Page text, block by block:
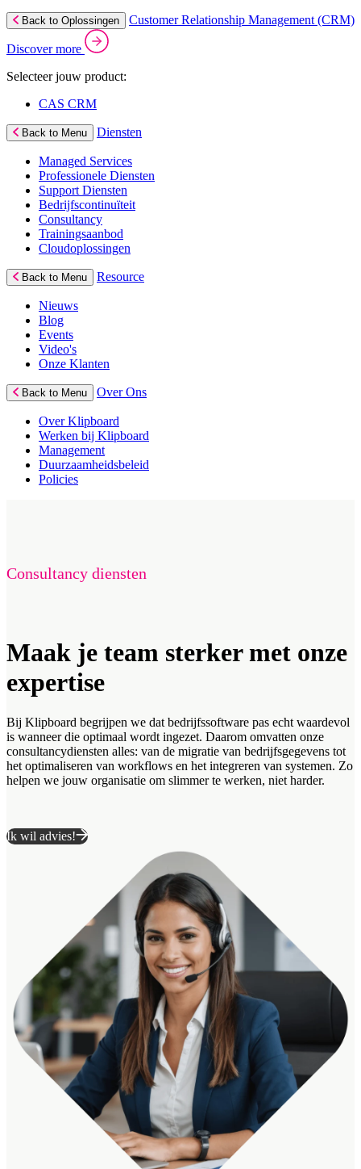
Back to Oplossingen Customer Relationship Management (CRM)
Discover more
Selecteer jouw product:
CAS CRM
Back to Menu Diensten
Managed Services
Professionele Diensten
Support Diensten
Bedrijfscontinuïteit
Consultancy
Trainingsaanbod
Cloudoplossingen
Back to Menu Resource
Nieuws
Blog
Events
Video's
Onze Klanten
Back to Menu Over Ons
Over Klipboard
Werken bij Klipboard
Management
Duurzaamheidsbeleid
Policies
Consultancy diensten
Maak je team sterker met onze
expertise
Bij Klipboard begrijpen we dat bedrijfssoftware pas echt waardevol
is wanneer die optimaal wordt ingezet. Daarom omvatten onze
consultancydiensten alles: van de migratie van bedrijfsgegevens tot
het optimaliseren van workflows en het integreren van systemen. Zo
helpen we jouw organisatie om slimmer te werken, niet harder.
Ik wil advies!